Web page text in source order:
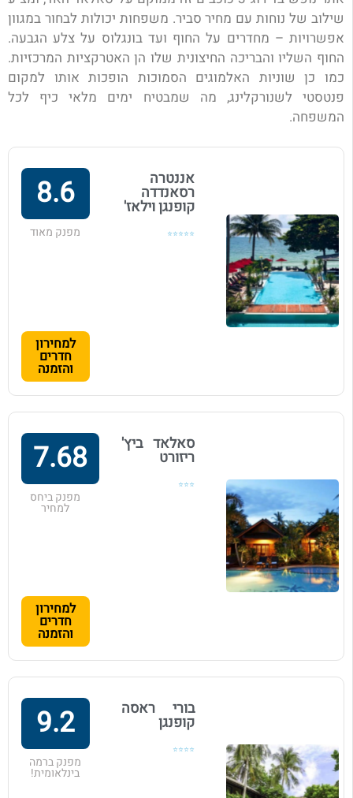
שילוב של נוחות עם מחיר סביר. משפחות יכולות לבחור במגוון
אפשרויות – מחדרים על החוף ועד בונגלוס על צלע הגבעה.
החוף השליו והבריכה החיצונית שלו הן האטרקציות המרכזיות.
כמו כן שוניות האלמוגים הסמוכות הופכות אותו למקום
פנטסטי לשנורקלינג, מה שמבטיח ימים מלאי כיף לכל
המשפחה.
אננטרה
רסאנדדה
קופנגן וילאז'
⭐⭐⭐⭐⭐
8.6
מפנק מאוד
למחירון
חדרים
והזמנה
סאלאד ביץ'
ריזורט
⭐⭐⭐
7.68
מפנק ביחס
למחיר
למחירון
חדרים
והזמנה
בורי ראסה
קופנגן
⭐⭐⭐⭐
9.2
מפנק ברמה
בינלאומית!